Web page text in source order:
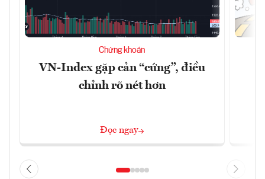
Chứng khoán
VN-Index gặp cản “cứng”, điều
chỉnh rõ nét hơn
Đọc ngay